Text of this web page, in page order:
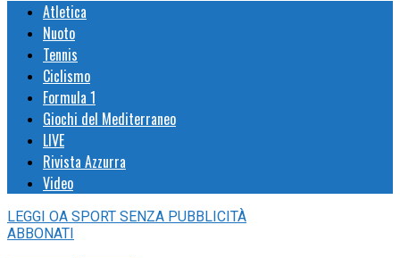
Atletica
Nuoto
Tennis
Ciclismo
Formula 1
Giochi del Mediterraneo
LIVE
Rivista Azzurra
Video
LEGGI OA SPORT SENZA PUBBLICITÀ
ABBONATI